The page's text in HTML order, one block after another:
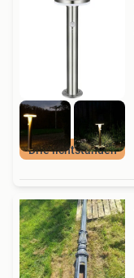
Drie lichtstanden